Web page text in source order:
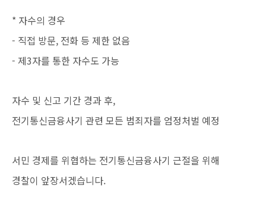
* 자수의 경우
- 직접 방문, 전화 등 제한 없음
- 제3자를 통한 자수도 가능
자수 및 신고 기간 경과 후,
전기통신금융사기 관련 모든 범죄자를 엄정처벌 예정
서민 경제를 위협하는 전기통신금융사기 근절을 위해
경찰이 앞장서겠습니다.